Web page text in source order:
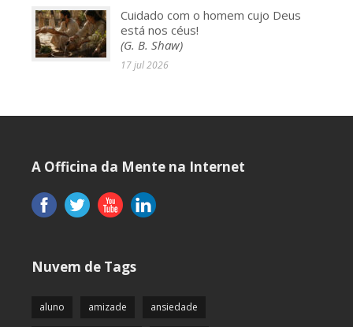
Cuidado com o homem cujo Deus
está nos céus!
(G. B. Shaw)
17 jul 2026
A Officina da Mente na Internet
Nuvem de Tags
aluno amizade ansiedade